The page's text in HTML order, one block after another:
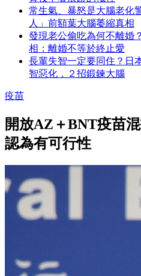
常生氣、暴怒是大腦老化
人」前額葉大腦萎縮真相
發現老公偷吃為何不離婚
相：離婚不等於終止愛
長輩失智一定要同住？日
智惡化，２招鍛鍊大腦
疫苗
開放AZ＋BNT疫苗
認為有可行性